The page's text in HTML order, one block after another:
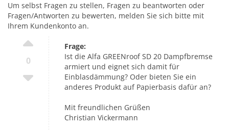
Um selbst Fragen zu stellen, Fragen zu beantworten oder
Fragen/Antworten zu bewerten, melden Sie sich bitte mit
Ihrem Kundenkonto an.
0
Frage:
Ist die Alfa GREENroof SD 20 Dampfbremse
armiert und eignet sich damit für
Einblasdämmung? Oder bieten Sie ein
anderes Produkt auf Papierbasis dafür an?
Mit freundlichen Grüßen
Christian Vickermann